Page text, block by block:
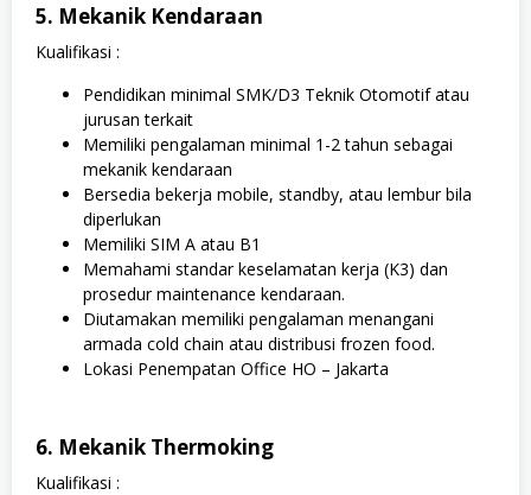
5. Mekanik Kendaraan
Kualifikasi :
Pendidikan minimal SMK/D3 Teknik Otomotif atau
jurusan terkait
Memiliki pengalaman minimal 1-2 tahun sebagai
mekanik kendaraan
Bersedia bekerja mobile, standby, atau lembur bila
diperlukan
Memiliki SIM A atau B1
Memahami standar keselamatan kerja (K3) dan
prosedur maintenance kendaraan.
Diutamakan memiliki pengalaman menangani
armada cold chain atau distribusi frozen food.
Lokasi Penempatan Office HO – Jakarta
6. Mekanik Thermoking
Kualifikasi :